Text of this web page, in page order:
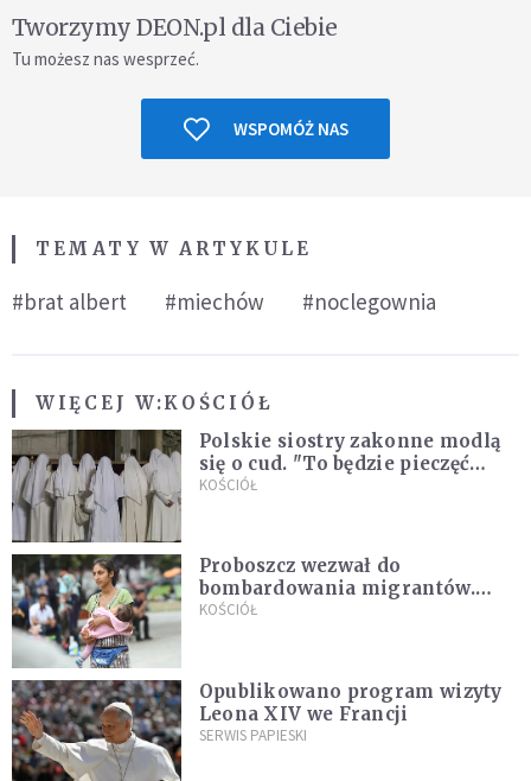
Tworzymy DEON.pl dla Ciebie
Tu możesz nas wesprzeć.
WSPOMÓŻ NAS
TEMATY W ARTYKULE
#brat albert #miechów #noclegownia
WIĘCEJ W:KOŚCIÓŁ
Polskie siostry zakonne modlą
się o cud. "To będzie pieczęć
Pana Boga dla naszej wiary"
KOŚCIÓŁ
Proboszcz wezwał do
bombardowania migrantów.
"Masowy ogień przeciwko
KOŚCIÓŁ
Opublikowano program wizyty
Leona XIV we Francji
SERWIS PAPIESKI